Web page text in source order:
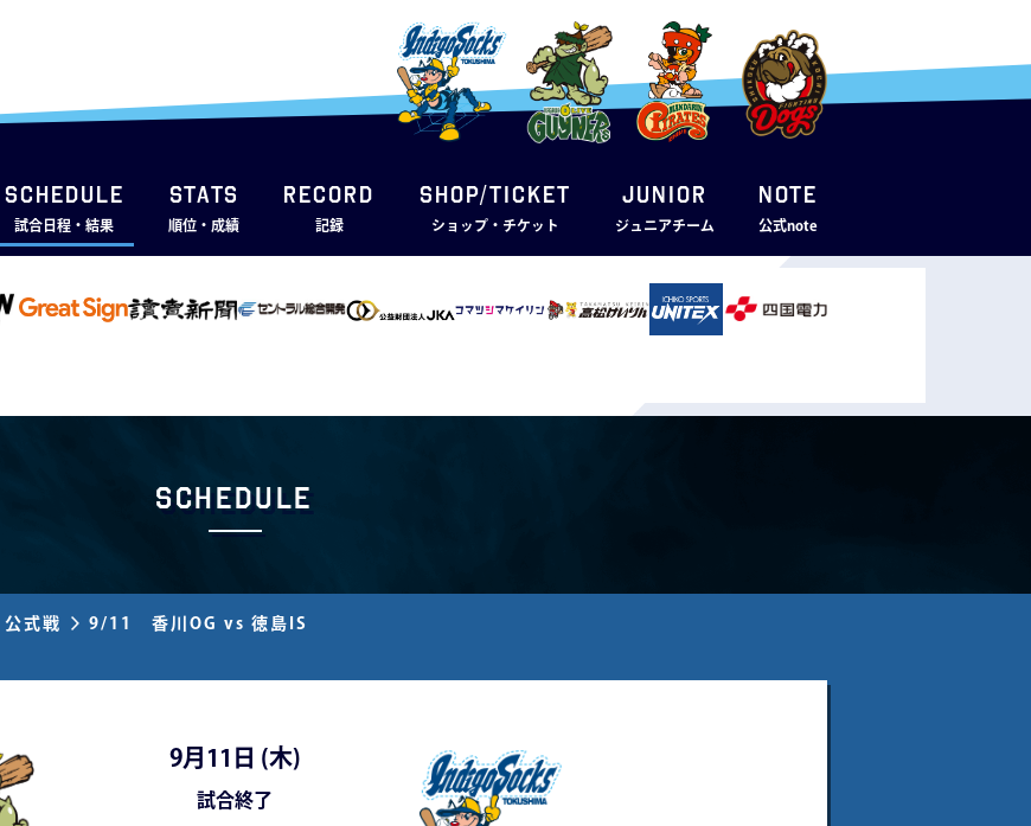
SCHEDULE
試合日程・結果
STATS
順位・成績
RECORD
記録
SHOP/TICKET
ショップ・チケット
JUNIOR
ジュニアチーム
note
公式note
Schedule
式戦 9/11 香川OG vs 徳島IS
9月11日 (木)
試合終了